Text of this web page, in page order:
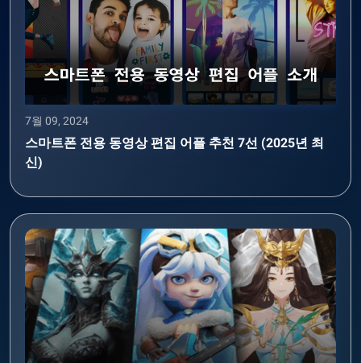
7월 09, 2024
스마트폰 전용 동영상 편집 어플 추천 7선 (2025년 최
신)